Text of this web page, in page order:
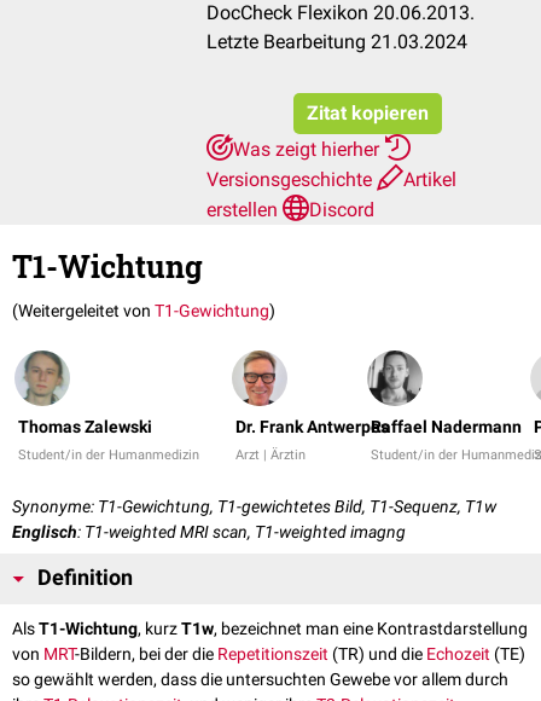
DocCheck Flexikon 20.06.2013.
Letzte Bearbeitung 21.03.2024
Zitat kopieren
Was zeigt hierher
Versionsgeschichte
Artikel
erstellen
Discord
T1-Wichtung
(Weitergeleitet von T1-Gewichtung)
Thomas Zalewski
Student/in der Humanmedizin
Dr. Frank Antwerpes
Arzt | Ärztin
Raffael Nadermann
Student/in der
Synonyme: T1-Gewichtung, T1-gewichtetes Bild, T1-Sequenz, T1w
Englisch: T1-weighted MRI scan, T1-weighted imagng
Definition
AlsT1-Wichtung, kurzT1w, bezeichnet man eine Kontrastdarstellung
von MRT-Bildern, bei der die Repetitionszeit (TR) und die Echozeit (TE)
so gewählt werden, dass die untersuchten Gewebe vor allem durch